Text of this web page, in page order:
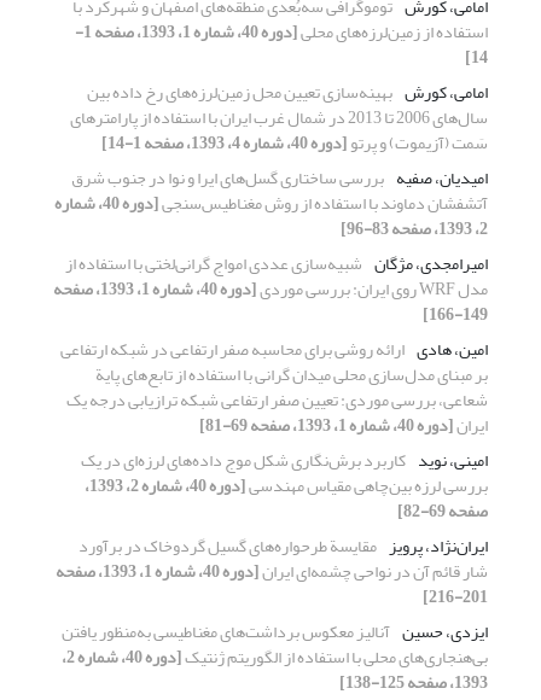
استفاده از زمین‌لرزه‌‌های محلی [دوره 40، شماره 1، 1393، صفحه 1-
14]
امامی، کورش بهینه‌سازی تعیین محل زمین‌لرزه‌‌های رخ داده بین
سال‌های 2006 تا 2013 در شمال غرب ایران با استفاده از پارامتر‌های
سَمت (آزیموت) و پرتو[دوره 40، شماره 4، 1393، صفحه 1-14]
امیدیان، صفیه بررسی ساختاری گسل‌‌های ایرا و نوا در جنوب شرق
آتشفشان دماوند با استفاده از روش مغناطیس‌سنجی [دوره 40، شماره
2، 1393، صفحه 83-96]
امیرامجدی، مژگان شبیه‌سازی عددی امواج گرانی‌لختی با استفاده از
مدل WRF روی ایران: بررسی موردی [دوره 40، شماره 1، 1393، صفحه
149-166]
امین، هادی ارائه روشی برای محاسبه صفر ارتفاعی در شبکه ارتفاعی
بر مبنای مدل‌سازی محلی میدان گرانی با استفاده از تابع‌های پایة
شعاعی، بررسی موردی: تعیین صفر ارتفاعی شبکه ترازیابی درجه یک
ایران[دوره 40، شماره 1، 1393، صفحه 69-81]
امینی، نوید کاربرد برش‌نگاری شکل موج داده‌‌های لرزه‌ای در یک
بررسی لرزه بین‌چاهی مقیاس مهندسی [دوره 40، شماره 2، 1393،
صفحه 69-82]
ایران‌نژاد، پرویز مقایسة طرحواره‌های گسیل گردوخاک در برآورد
شار قائم آن در نواحی چشمه‌ای ایران [دوره 40، شماره 1، 1393، صفحه
201-216]
ایزدی، حسین آنالیز معکوس برداشت‌های مغناطیسی به‌منظور یافتن
بی‌هنجاری‌ها‌‌ی محلی با استفاده از الگوریتم ژنتیک [دوره 40، شماره 2،
1393، صفحه 125-138]